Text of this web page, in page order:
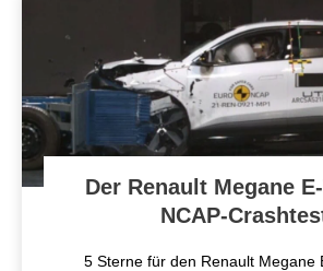
Der Renault Megane
NCAP-
5 Sterne für den Renault Megane